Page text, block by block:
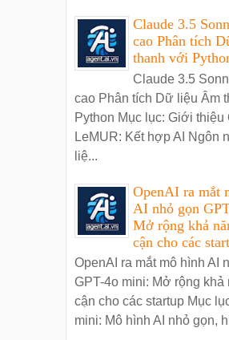
Claude 3.5
cao Phân tích
thanh với
Claude 3.5
cao Phân tích Dữ liệu Âm
Python Mục lục: Giới thiệu
LeMUR: Kết hợp AI Ngôn
liệ...
OpenAI ra mắt
AI nhỏ gọn
Mở rộng khả
cận cho các
OpenAI ra mắt mô hình AI
GPT-4o mini: Mở rộng khả
cận cho các startup Mục
mini: Mô hình AI nhỏ gọn,